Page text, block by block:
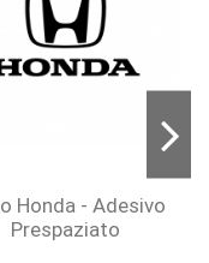
Honda - Adesivo
Prespaziato